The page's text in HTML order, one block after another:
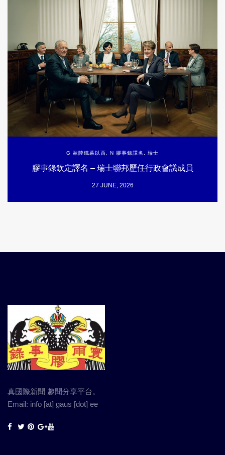
G 歐陸鐵幕以西 N 膠事錄譯名 瑞士
膠事錄欽定譯名 – 瑞士聯邦歷任行政會議成員
27 JUNE, 2026
真國際新聞 趣聞分享平台。
Email: info [at] gaus [dot] ee